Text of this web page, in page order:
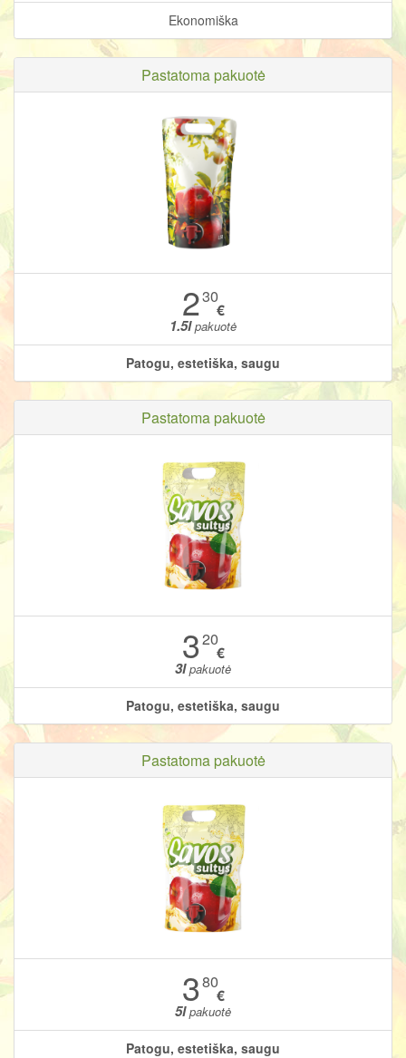
Ekonomiška
Pastatoma pakuotė
230
€
1.5lpakuotė
Patogu, estetiška, saugu
Pastatoma pakuotė
320
€
3lpakuotė
Patogu, estetiška, saugu
Pastatoma pakuotė
380
€
5lpakuotė
Patogu, estetiška, saugu